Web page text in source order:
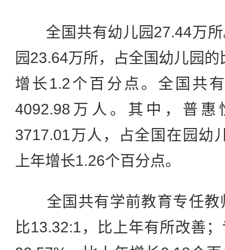
全国共有幼儿园27.44万所
园23.64万所，占全国幼儿园
增长1.2个百分点。全国共
4092.98万人。其中，普
3717.01万人，占全国在园幼
上年增长1.26个百分点。
全国共有学前教育专任教
比13.32:1，比上年有所改善